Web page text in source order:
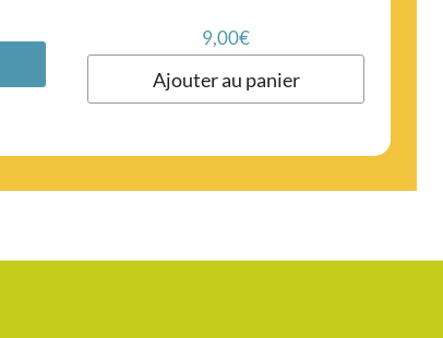
9,00€
Ajouter au panier